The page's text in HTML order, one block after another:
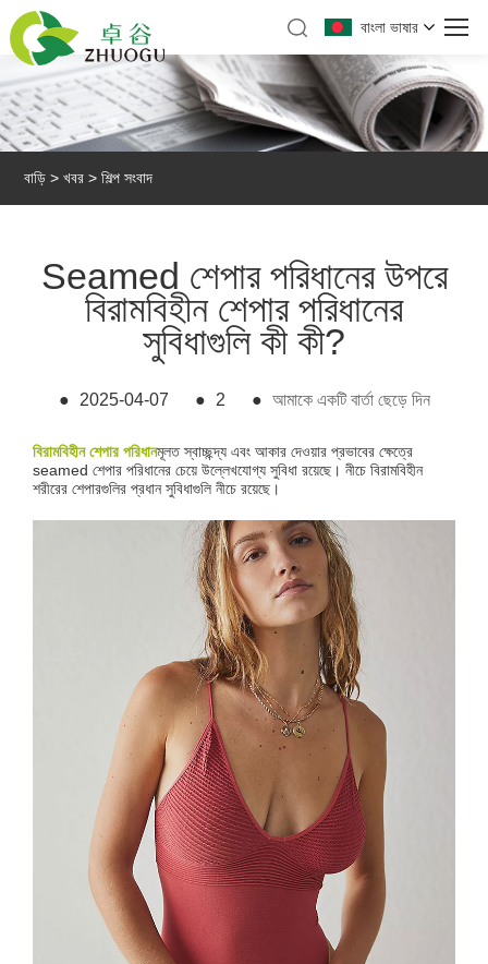
বাংলা ভাষার
বাড়ি > খবর >শিল্প সংবাদ
Seamed শেপার পরিধানের উপরে
বিরামবিহীন শেপার পরিধানের
সুবিধাগুলি কী কী?
● 2025-04-07 ● 2 ● আমাকে একটি বার্তা ছেড়ে দিন
বিরামবিহীন শেপার পরিধানমূলত স্বাচ্ছন্দ্য এবং আকার দেওয়ার প্রভাবের ক্ষেত্রে
seamed শেপার পরিধানের চেয়ে উল্লেখযোগ্য সুবিধা রয়েছে। নীচে বিরামবিহীন
শরীরের শেপারগুলির প্রধান সুবিধাগুলি নীচে রয়েছে।